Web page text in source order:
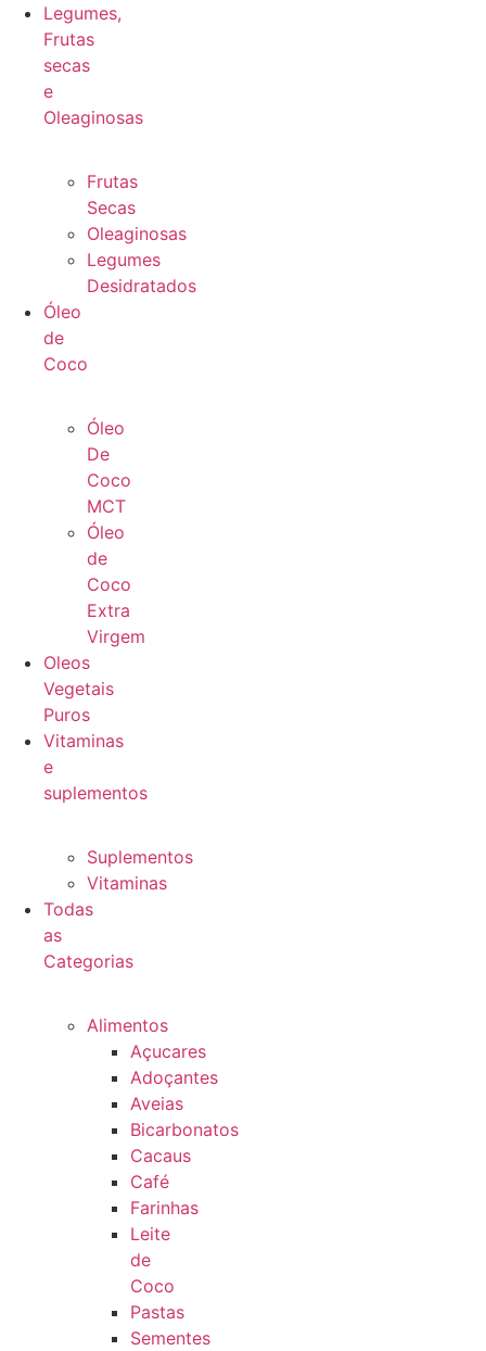
Legumes,
Frutas
secas
e
Oleaginosas
Frutas
Secas
Oleaginosas
Legumes
Desidratados
Óleo
de
Coco
Óleo
De
Coco
MCT
Óleo
de
Coco
Extra
Virgem
Oleos
Vegetais
Puros
Vitaminas
e
suplementos
Suplementos
Vitaminas
Todas
as
Categorias
Alimentos
Açucares
Adoçantes
Aveias
Bicarbonatos
Cacaus
Café
Farinhas
Leite
de
Coco
Pastas
Sementes